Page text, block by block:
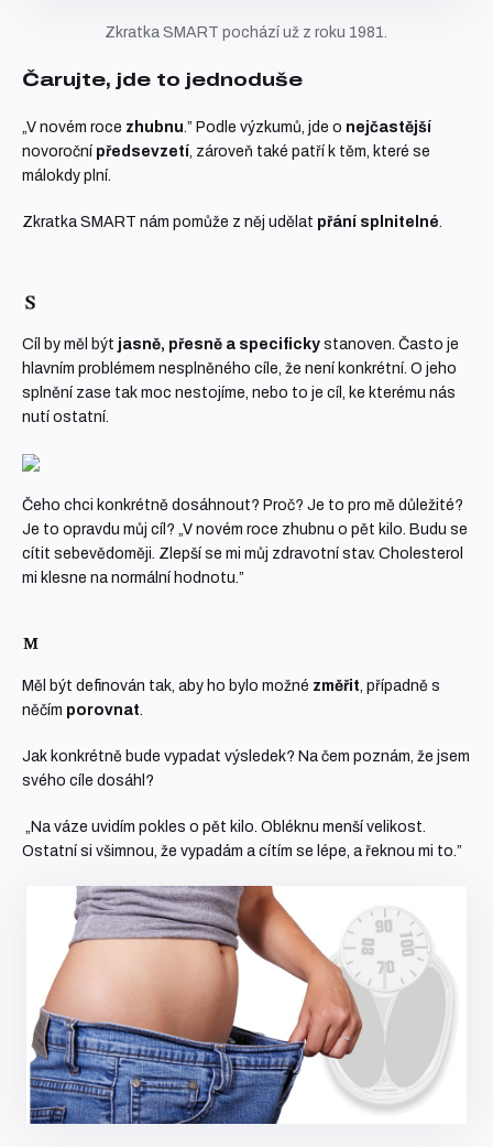
Zkratka SMART pochází už z roku 1981.
Čarujte, jde to jednoduše
„V novém roce zhubnu .” Podle výzkumů, jde o nejčastější
novoroční předsevzetí , zároveň také patří k těm, které se
málokdy plní.
Zkratka SMART nám pomůže z něj udělat přání splnitelné
Cíl by měl být jasně, přesně a specificky stanoven. Často je
hlavním problémem nesplněného cíle, že není konkrétní. O jeho
splnění zase tak moc nestojíme, nebo to je cíl, ke kterému nás
nutí ostatní.
Čeho chci konkrétně dosáhnout? Proč? Je to pro mě důležité?
Je to opravdu můj cíl? „V novém roce zhubnu o pět kilo. Budu se
cítit sebevědoměji. Zlepší se mi můj zdravotní stav. Cholesterol
mi klesne na normální hodnotu.”
Měl být definován tak, aby ho bylo možné změřit, případně s
něčím porovnat.
Jak konkrétně bude vypadat výsledek? Na čem poznám, že jsem
svého cíle dosáhl?
„Na váze uvidím pokles o pět kilo. Obléknu menší velikost.
Ostatní si všimnou, že vypadám a cítím se lépe, a řeknou mi to.”